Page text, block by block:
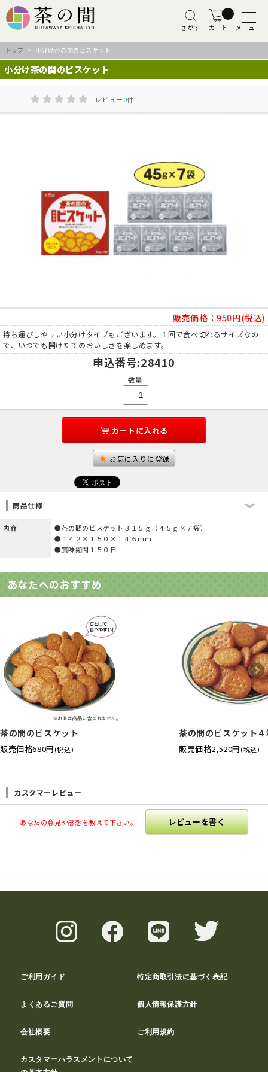
さがす カート メニュー
トップ > 小分け茶の間のビスケット
小分け茶の間のビスケット
レビュー0件
販売価格：950円(税込)
持ち運びしやすい小分けタイプもございます。１回で食べ切れるサイズなの
で、いつでも開けたてのおいしさを楽しめます。
申込番号:28410
数量
カートに入れる
お気に入りに登録
商品仕様
内容
●茶の間のビスケット３１５ｇ（４５ｇ×７袋）
●１４２×１５０×１４６ｍｍ
●賞味期間１５０日
あなたへのおすすめ
茶の間のビスケット
販売価格680円(税込)
茶の間のビスケット
販売価格2,520円(税込)
カスタマーレビュー
あなたの意見や感想を教えて下さい。 レビューを書く
ご利用ガイド 特定商取引法に基づく表記
よくあるご質問 個人情報保護方針
会社概要 ご利用規約
カスタマーハラスメントについて